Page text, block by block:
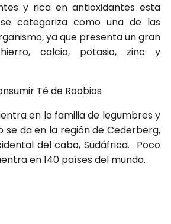
y rica en antioxidantes esta
categoriza como una de las
ya que presenta un gran
calcio, potasio, zinc y
en la familia de legumbres y
se da en la región de Cederberg,
del cabo, Sudáfrica. Poco
en 140 países del mundo.